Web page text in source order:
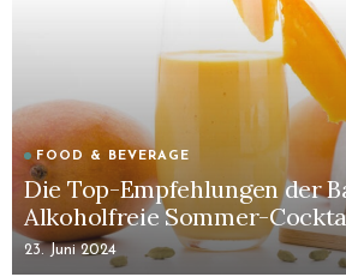
FOOD & BEVERAGE
Die Top-Empfehlungen der
Alkoholfreie Sommer-
23. Juni 2024